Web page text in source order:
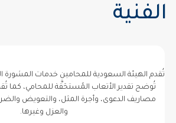
الفنية
تُقدم الهيئة السعودية للمحامين خدمات المشورة
تُوضح تقدير الأتعاب المُستحَقَّة للمحامي، كما تُقدم
مصاريف الدعوى، وأجرة المثل، والتعويض
والعزل وغيرها.